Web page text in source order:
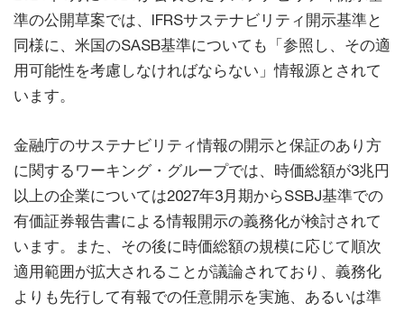
準の公開草案では、IFRSサステナビリティ開示基準と
同様に、米国のSASB基準についても「参照し、その適
用可能性を考慮しなければならない」情報源とされて
います。
金融庁のサステナビリティ情報の開示と保証のあり方
に関するワーキング・グループでは、時価総額が3兆円
以上の企業については2027年3月期からSSBJ基準での
有価証券報告書による情報開示の義務化が検討されて
います。また、その後に時価総額の規模に応じて順次
適用範囲が拡大されることが議論されており、義務化
よりも先行して有報での任意開示を実施、あるいは準